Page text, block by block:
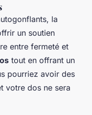
la
un soutien
entre fermeté et
tout en offrant un
pourriez avoir des
votre dos ne sera